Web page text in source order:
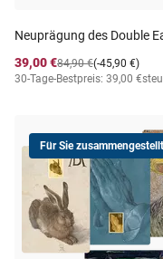
Neuprägung des Double
39,00 €
(-45,90 €)
84,90 €
30-Tage-Bestpreis: 39,00 €
Für Sie zusammengestellt